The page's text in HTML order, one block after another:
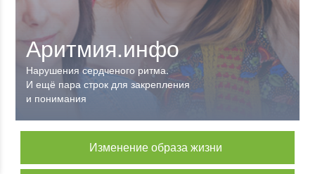
Аритмия.инфо
Нарушения сердченого ритма.
И ещё пара строк для закрепления
и понимания
Изменение образа жизни